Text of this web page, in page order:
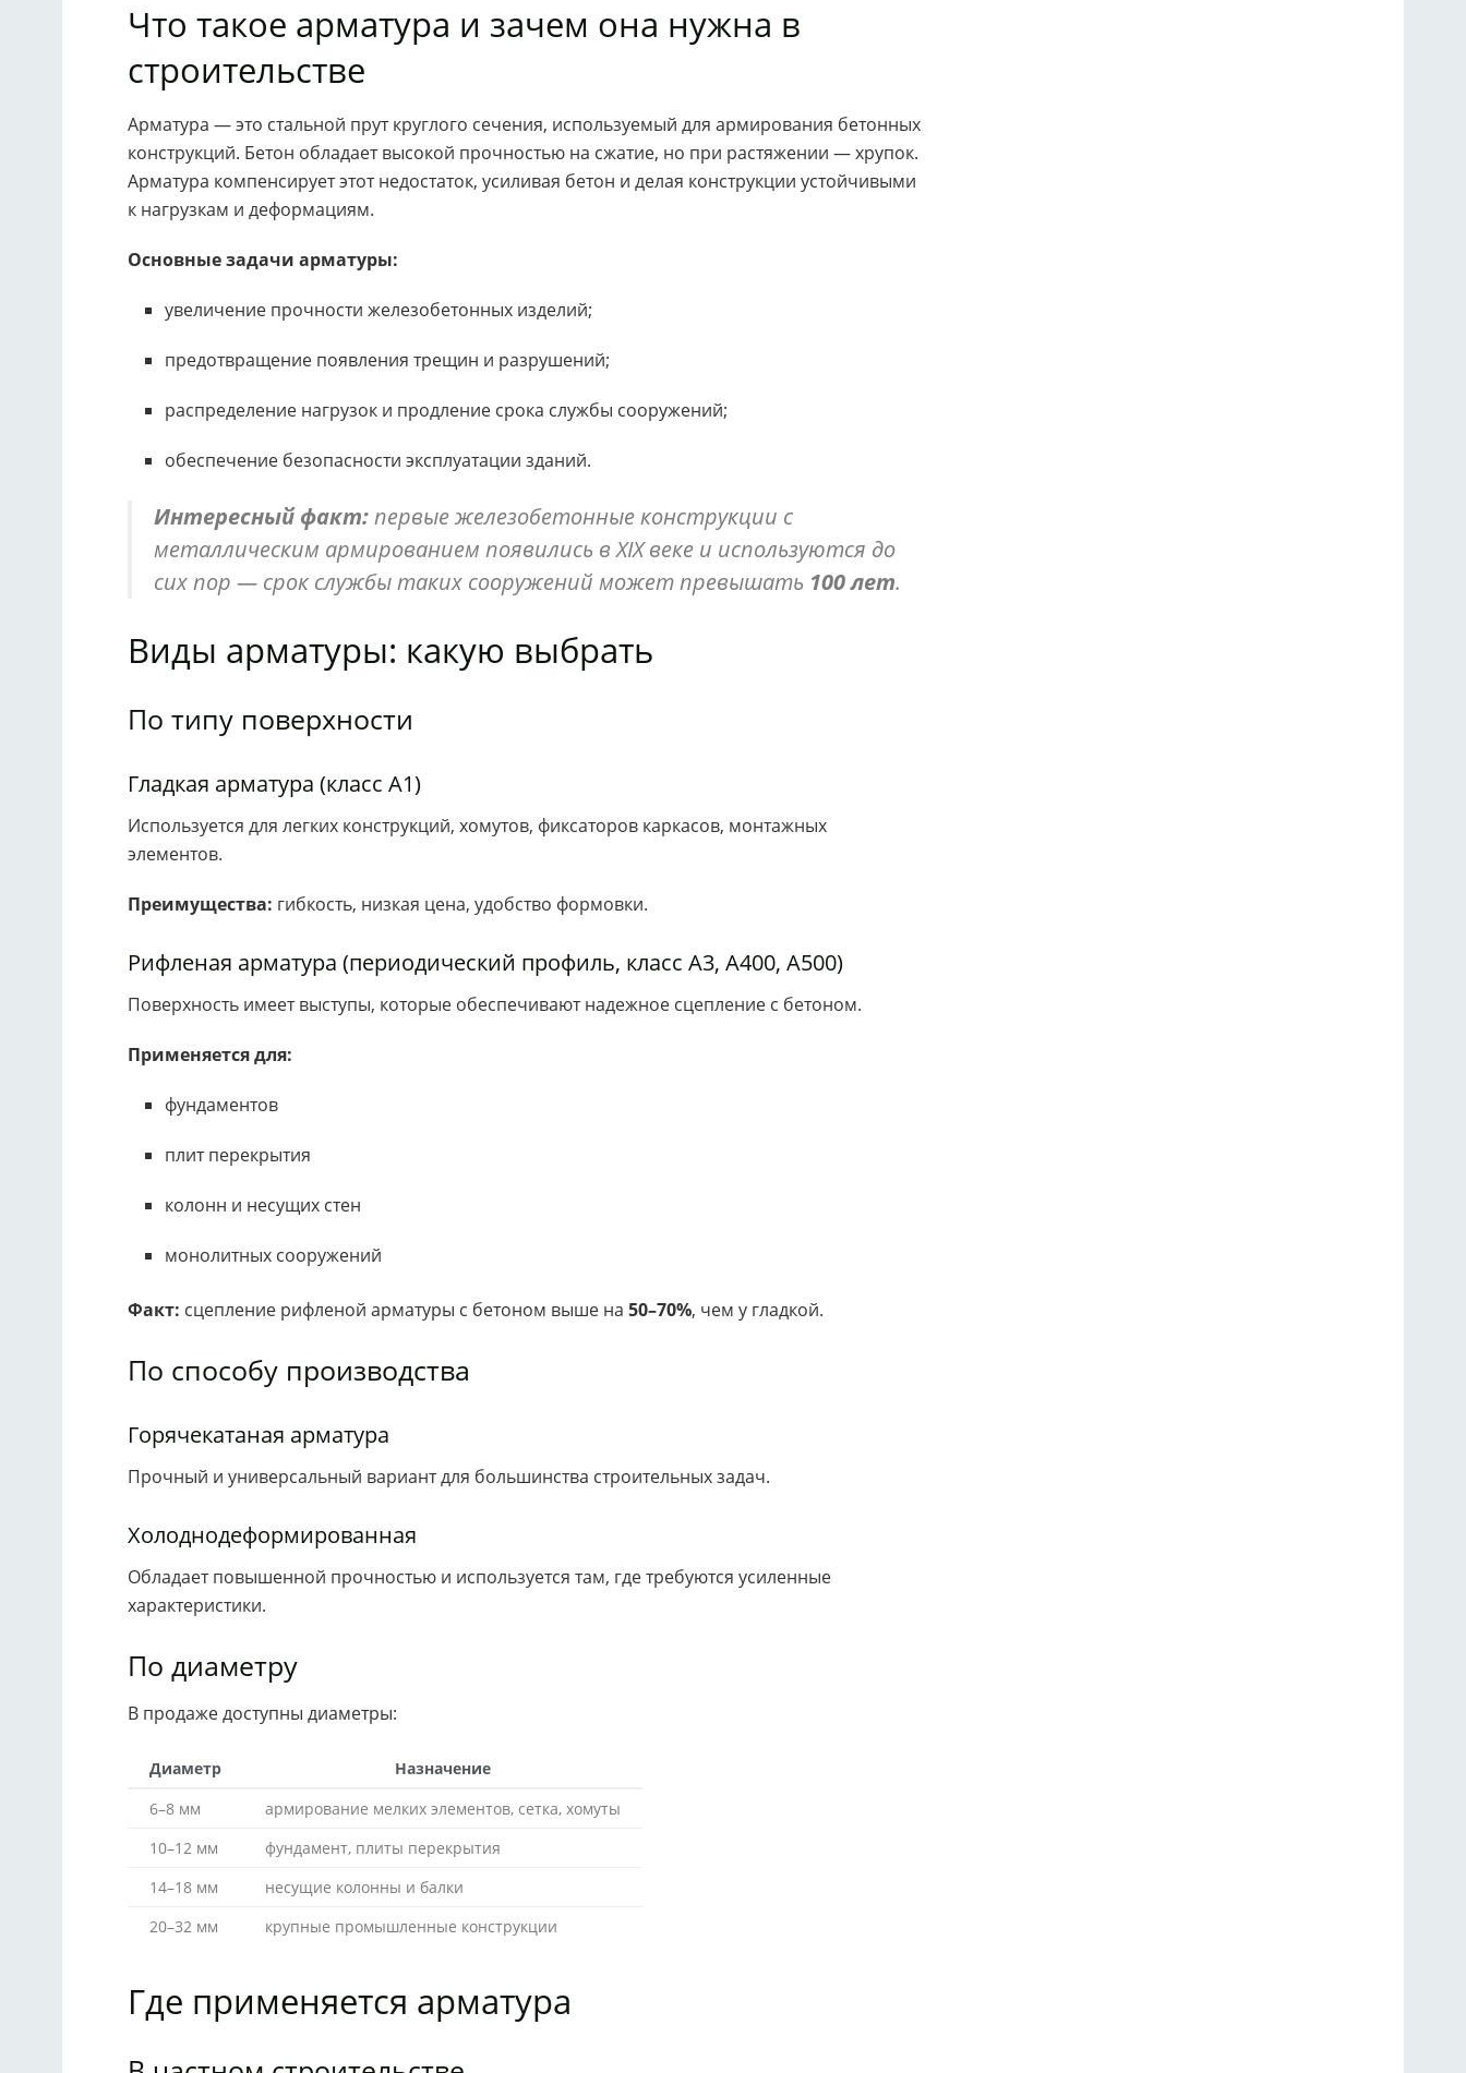
Что такое арматура и зачем она нужна в
строительстве
Арматура — это стальной прут круглого сечения, используемый для армирования бетонных
конструкций. Бетон обладает высокой прочностью на сжатие, но при растяжении — хрупок.
Арматура компенсирует этот недостаток, усиливая бетон и делая конструкции устойчивыми
к нагрузкам и деформациям.
Основные задачи арматуры:
увеличение прочности железобетонных изделий;
предотвращение появления трещин и разрушений;
распределение нагрузок и продление срока службы сооружений;
обеспечение безопасности эксплуатации зданий.
Интересный факт:первые железобетонные конструкции с
металлическим армированием появились в XIX веке и используются до
сих пор — срок службы таких сооружений может превышать 100 лет.
Виды арматуры: какую выбрать
По типу поверхности
Гладкая арматура (класс А1)
Используется для легких конструкций, хомутов, фиксаторов каркасов, монтажных
элементов.
Преимущества: гибкость, низкая цена, удобство формовки.
Рифленая арматура (периодический профиль, класс А3, А400, А500)
Поверхность имеет выступы, которые обеспечивают надежное сцепление с бетоном.
Применяется для:
фундаментов
плит перекрытия
колонн и несущих стен
монолитных сооружений
Факт: сцепление рифленой арматуры с бетоном выше на 50–70%, чем у гладкой.
По способу производства
Горячекатаная арматура
Прочный и универсальный вариант для большинства строительных задач.
Холоднодеформированная
Обладает повышенной прочностью и используется там, где требуются усиленные
характеристики.
По диаметру
В продаже доступны диаметры:
Диаметр
Назначение
6–8 мм
армирование мелких элементов, сетка, хомуты
10–12 мм
фундамент, плиты перекрытия
14–18 мм
несущие колонны и балки
20–32 мм
крупные промышленные конструкции
Где применяется арматура